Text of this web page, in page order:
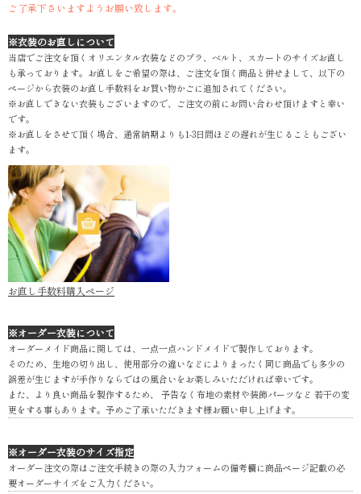
ご了承下さいますようお願い致します。
※衣装のお直しについて
当店でご注文を頂くオリエンタル衣装などのブラ、ベルト、スカートのサイズお直し
も承っております。お直しをご希望の際は、ご注文を頂く商品と併せまして、以下の
ページから衣装のお直し手数料をお買い物かごに追加されてください。
※お直しできない衣装もございますので、ご注文の前にお問い合わせ頂けますと幸い
です。
※お直しをさせて頂く場合、通常納期よりも1-3日間ほどの遅れが生じることもござい
ます。
お直し手数料購入ページ
※オーダー衣装について
オーダーメイド商品に関しては、一点一点ハンドメイドで製作しております。
そのため、生地の切り出し、使用部分の違いなどによりまったく同じ商品でも多少の
誤差が生じますが手作りならではの風合いをお楽しみいただければ幸いです。
また、より良い商品を製作するため、 予告なく布地の素材や装飾パーツなど 若干の変
更をする事もあります。予めご了承いただきます様お願い申し上げます。
※オーダー衣装のサイズ指定
オーダー注文の際はご注文手続きの際の入力フォームの備考欄に商品ページ記載の必
要オーダーサイズをご入力ください。